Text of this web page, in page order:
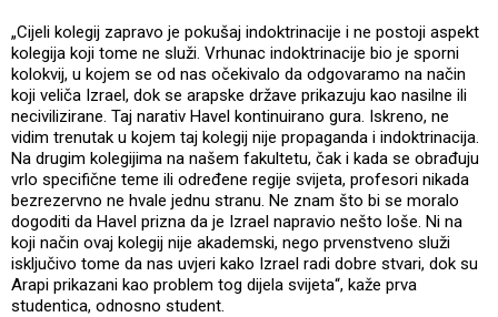
„Cijeli kolegij zapravo je pokušaj indoktrinacije i ne postoji aspekt
kolegija koji tome ne služi. Vrhunac indoktrinacije bio je sporni
kolokvij, u kojem se od nas očekivalo da odgovaramo na način
koji veliča Izrael, dok se arapske države prikazuju kao nasilne ili
necivilizirane. Taj narativ Havel kontinuirano gura. Iskreno, ne
vidim trenutak u kojem taj kolegij nije propaganda i indoktrinacija.
Na drugim kolegijima na našem fakultetu, čak i kada se obrađuju
vrlo specifične teme ili određene regije svijeta, profesori nikada
bezrezervno ne hvale jednu stranu. Ne znam što bi se moralo
dogoditi da Havel prizna da je Izrael napravio nešto loše. Ni na
koji način ovaj kolegij nije akademski, nego prvenstveno služi
isključivo tome da nas uvjeri kako Izrael radi dobre stvari, dok su
Arapi prikazani kao problem tog dijela svijeta“, kaže prva
studentica, odnosno student.